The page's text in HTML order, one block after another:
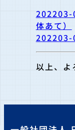
202203-
体あて）
202203-
以上、よ